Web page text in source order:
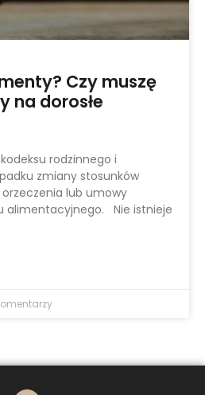
Czy muszę
na dorosłe
rodzinnego i
zmiany stosunków
lub umowy
alimentacyjnego. Nie istnieje